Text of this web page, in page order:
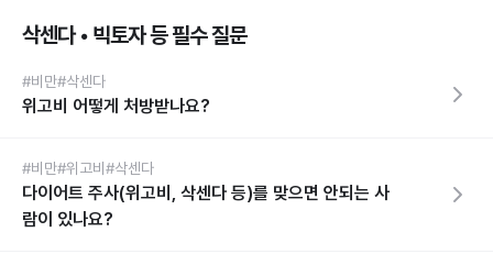
삭센다 • 빅토자 등 필수 질문
#비만#삭센다
위고비 어떻게 처방받나요?
#비만#위고비 #삭센다
다이어트 주사(위고비, 삭센다 등)를 맞으면 안되는 사
람이 있나요?